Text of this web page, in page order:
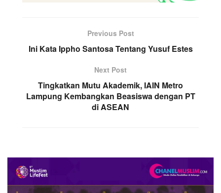
Previous Post
Ini Kata Ippho Santosa Tentang Yusuf Estes
Next Post
Tingkatkan Mutu Akademik, IAIN Metro
Lampung Kembangkan Beasiswa dengan PT
di ASEAN